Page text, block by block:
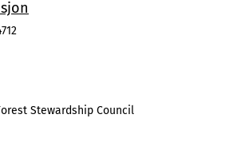
Stewardship Council